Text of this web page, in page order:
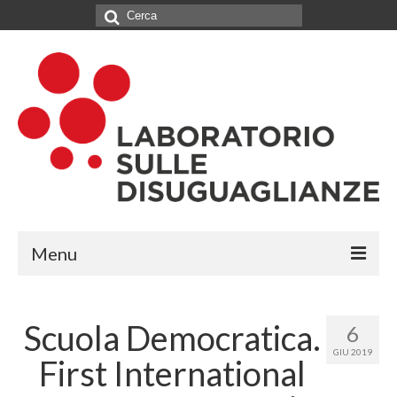
Cerca:
Menu
CHI SIAMO
NETWORK
6
GIU 2019
Scuola Democratica.
First International